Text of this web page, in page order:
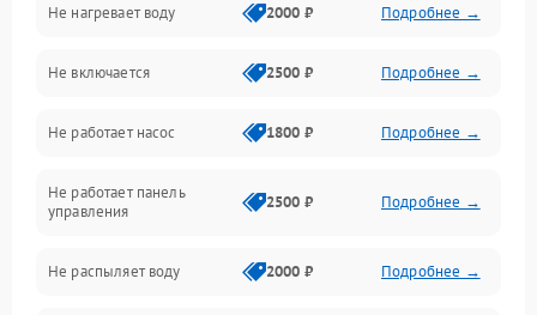
Датчики
Нагрев
Вода
Гигиена
Программное обеспечение
Не нагревает воду 2000 ₽ Подробнее →
Не включается 2500 ₽ Подробнее →
Не работает насос 1800 ₽ Подробнее →
Не работает панель
управления
2500 ₽ Подробнее →
Не распыляет воду 2000 ₽ Подробнее →